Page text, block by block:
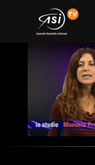
of